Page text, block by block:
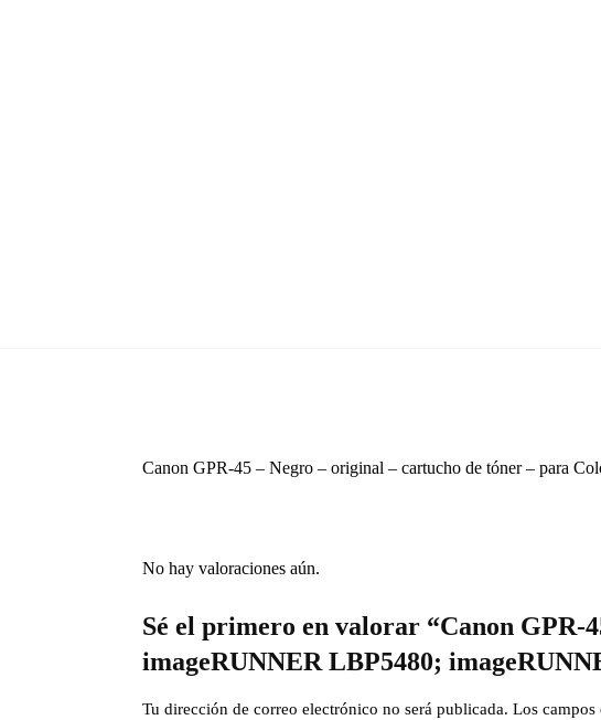
Canon GPR-45 – Negro – original – cartucho de tóner – para
No hay valoraciones aún.
Sé el primero en valorar “Canon
imageRUNNER LBP5480;
Tu dirección de correo electrónico no será publicada. Los campos